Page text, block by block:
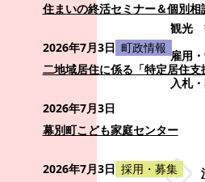
観光
雇用
入札
住まいの終活セミナー＆個別相
2026年7月3日 町政情報
二地域居住に係る「特定居住
2026年7月3日
幕別町こども家庭センター
2026年7月3日 採用・募集